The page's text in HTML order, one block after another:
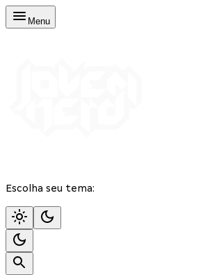
Menu
Escolha seu tema: